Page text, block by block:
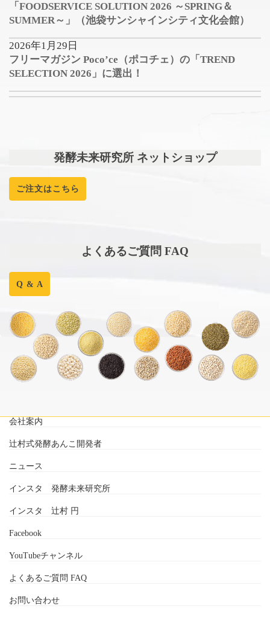
「FOODSERVICE SOLUTION 2026 ～SPRING＆
SUMMER～」（池袋サンシャインシティ文化会館）
2026年1月29日
フリーマガジン Poco’ce（ポコチェ）の「TREND
SELECTION 2026」に選出！
発酵未来研究所 ネットショップ
ご注文はこちら
よくあるご質問 FAQ
Q & A
会社案内
辻村式発酵あんこ開発者
ニュース
インスタ 発酵未来研究所
インスタ 辻村 円
Facebook
YouTubeチャンネル
よくあるご質問 FAQ
お問い合わせ